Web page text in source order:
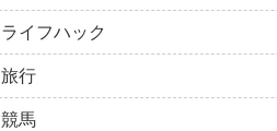
ライフハック
旅行
競馬